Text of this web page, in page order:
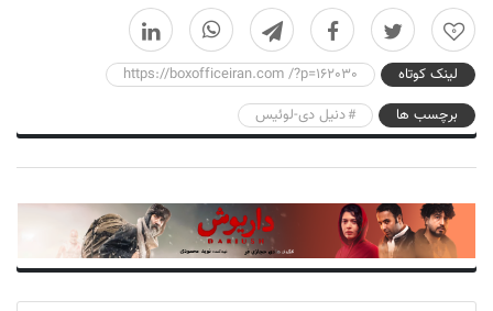
0
لینک کوتاه
https://boxofficeiran.com /?p=162030
برچسب ها
دنیل دی-لوئیس